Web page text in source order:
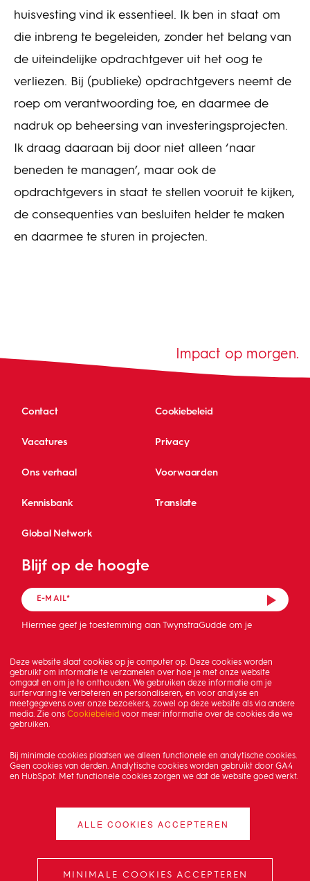
Deze website slaat cookies op je computer op. Deze cookies worden
gebruikt om informatie te verzamelen over hoe je met onze website
omgaat en om je te onthouden. We gebruiken deze informatie om je
surfervaring te verbeteren en personaliseren, en voor analyse en
meetgegevens over onze bezoekers, zowel op deze website als via andere
media. Zie ons Cookiebeleid voor meer informatie over de cookies die we
gebruiken.
Bij minimale cookies plaatsen we alleen functionele en analytische cookies.
Geen cookies van derden. Analytische cookies worden gebruikt door GA4
en HubSpot. Met functionele cookies zorgen we dat de website goed werkt.
ALLE COOKIES ACCEPTEREN
MINIMALE COOKIES ACCEPTEREN
huisvesting vind ik essentieel. Ik ben in staat om
die inbreng te begeleiden, zonder het belang van
de uiteindelijke opdrachtgever uit het oog te
verliezen. Bij (publieke) opdrachtgevers neemt de
roep om verantwoording toe, en daarmee de
nadruk op beheersing van investeringsprojecten.
Ik draag daaraan bij door niet alleen ‘naar
beneden te managen’, maar ook de
opdrachtgevers in staat te stellen vooruit te kijken,
de consequenties van besluiten helder te maken
en daarmee te sturen in projecten.
Contact Cookiebeleid
Vacatures Privacy
Ons verhaal Voorwaarden
Kennisbank Translate
Global Network
Blijf op de hoogte
Hiermee geef je toestemming aan TwynstraGudde om je
Impact op morgen.